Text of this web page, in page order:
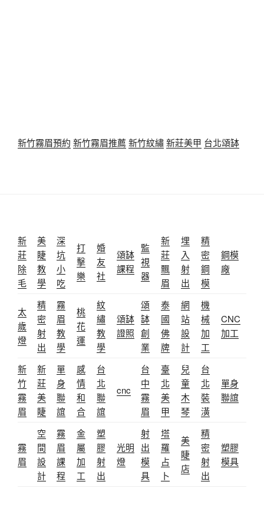
新竹霧眉預約 新竹霧眉推薦 新竹紋繡新莊美甲 台北頌缽
新
莊
除
毛
美
睫
教
學
深
坑
小
吃
打
擊
樂
婚
友
社
頌缽
課程
監
視
器
新
莊
飄
眉
埋
入
射
出
精
密
鋼
模
鋼模
廠
太
歲
燈
精
密
射
出
霧
眉
教
學
桃
花
運
紋
繡
教
學
頌缽
證照
頌
缽
創
業
泰
國
佛
牌
網
站
設
計
機
械
加
工
CNC
加工
新
竹
霧
眉
新
莊
美
睫
單
身
聯
誼
感
情
和
合
台
北
聯
誼
cnc
台
中
霧
眉
臺
北
美
甲
兒
童
木
琴
台
北
裝
潢
單身
聯誼
霧
眉
空
間
設
計
霧
眉
課
程
金
屬
加
工
塑
膠
射
出
光明
燈
射
出
模
具
塔
羅
占
卜
美
睫
店
精
密
射
出
塑膠
模具